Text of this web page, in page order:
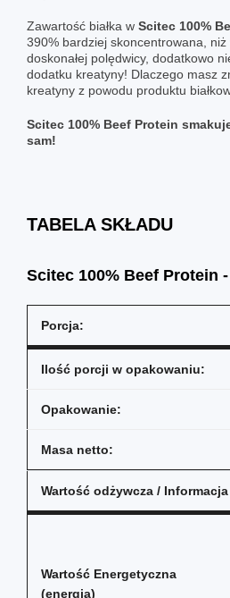
Zawartość białka w Scitec 100%
390% bardziej skoncentrowana, niż
doskonałej polędwicy, dodatkowo
dodatku kreatyny! Dlaczego masz
kreatyny z powodu produktu
Scitec 100% Beef Protein
sam!
TABELA SKŁADU
Scitec 100% Beef Protein
Porcja:
Ilość porcji w opakowaniu:
Opakowanie:
Masa netto:
Wartość odżywcza /
Wartość Energetyczna
(energia)